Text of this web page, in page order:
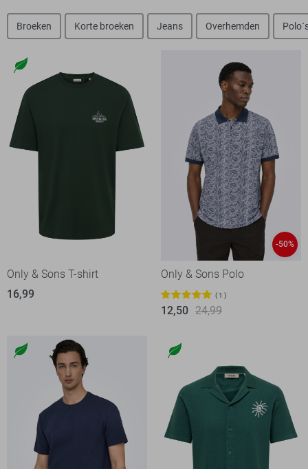
Broeken Korte broeken Jeans Overhemden
Only & Sons T-shirt
16,99
-50%
Only & Sons Polo
1
12,50 24,99